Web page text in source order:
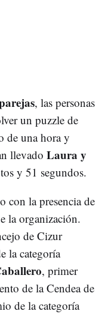
, las personas
un puzzle de
de una hora y
llevado Laura y
y 51 segundos.
con la presencia de
la organización.
de Cizur
la categoría
, primer
de la Cendea de
de la categoría